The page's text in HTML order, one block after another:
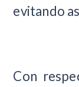
evitando
Con